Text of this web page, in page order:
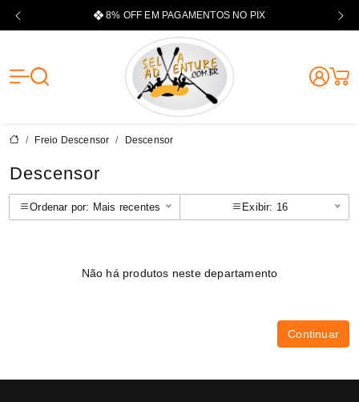
8% OFF EM PAGAMENTOS NO PIX
Freio Descensor Descensor
Descensor
Ordenar por: Mais recentes Exibir: 16
Não há produtos neste departamento
Continuar